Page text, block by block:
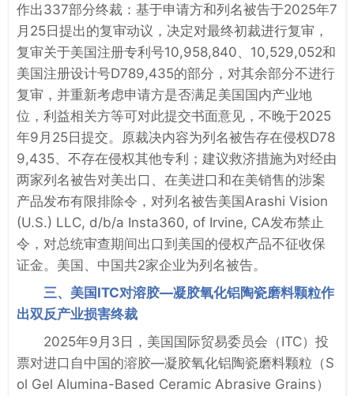
作出337部分终裁：基于申请方和列名被告于2025年7
月25日提出的复审动议，决定对最终初裁进行复审，
复审关于美国注册专利号10,958,840、10,529,052和
美国注册设计号D789,435的部分，对其余部分不进行
复审，并重新考虑申请方是否满足美国国内产业地
位，利益相关方等可对此提交书面意见，不晚于2025
年9月25日提交。原裁决内容为列名被告存在侵权D78
9,435、不存在侵权其他专利；建议救济措施为对经由
两家列名被告对美出口、在美进口和在美销售的涉案
产品发布有限排除令，对列名被告美国Arashi Vision
(U.S.) LLC, d/b/a Insta360, of Irvine, CA发布禁止
令，对总统审查期间出口到美国的侵权产品不征收保
证金。美国、中国共2家企业为列名被告。
三、美国ITC对溶胶—凝胶氧化铝陶瓷磨料颗粒作
出双反产业损害终裁
2025年9月3日，美国国际贸易委员会（ITC）投
票对进口自中国的溶胶—凝胶氧化铝陶瓷磨料颗粒（S
ol Gel Alumina-Based Ceramic Abrasive Grains）